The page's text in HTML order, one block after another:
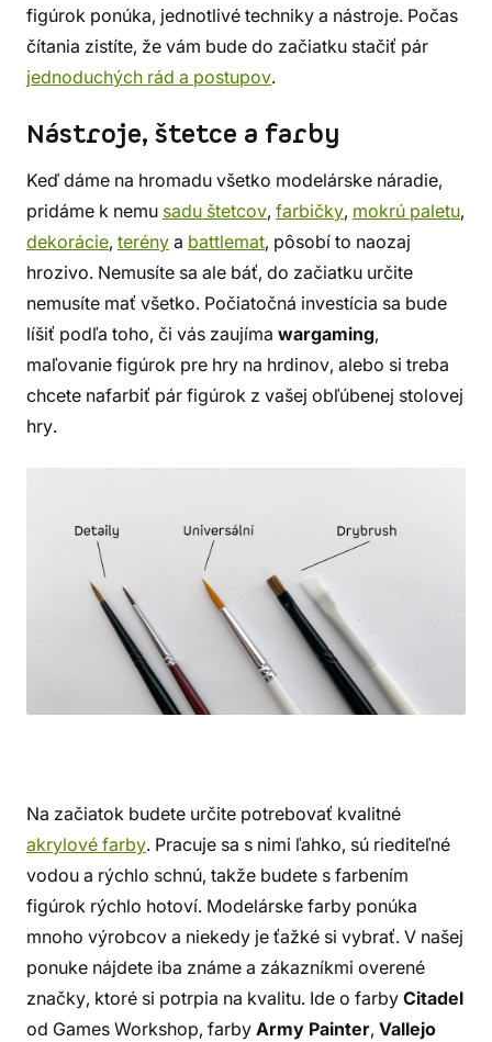
figúrok ponúka, jednotlivé techniky a nástroje. Počas
čítania zistíte, že vám bude do začiatku stačiť pár
jednoduchých rád a postupov.
Nástroje, štetce a farby
Keď dáme na hromadu všetko modelárske náradie,
pridáme k nemu sadu štetcov, farbičky, mokrú paletu,
dekorácie, terény a battlemat, pôsobí to naozaj
hrozivo. Nemusíte sa ale báť, do začiatku určite
nemusíte mať všetko. Počiatočná investícia sa bude
líšiť podľa toho, či vás zaujíma wargaming,
maľovanie figúrok pre hry na hrdinov, alebo si treba
chcete nafarbiť pár figúrok z vašej obľúbenej stolovej
hry.
Na začiatok budete určite potrebovať kvalitné
akrylové farby. Pracuje sa s nimi ľahko, sú riediteľné
vodou a rýchlo schnú, takže budete s farbením
figúrok rýchlo hotoví. Modelárske farby ponúka
mnoho výrobcov a niekedy je ťažké si vybrať. V našej
ponuke nájdete iba známe a zákazníkmi overené
značky, ktoré si potrpia na kvalitu. Ide o farby Citadel
od Games Workshop, farby Army Painter, Vallejo